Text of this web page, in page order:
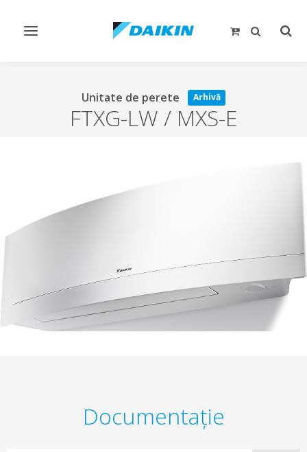
Comutare
Unitate de perete Arhivă
FTXG-LW / MXS-E
Documentaţie